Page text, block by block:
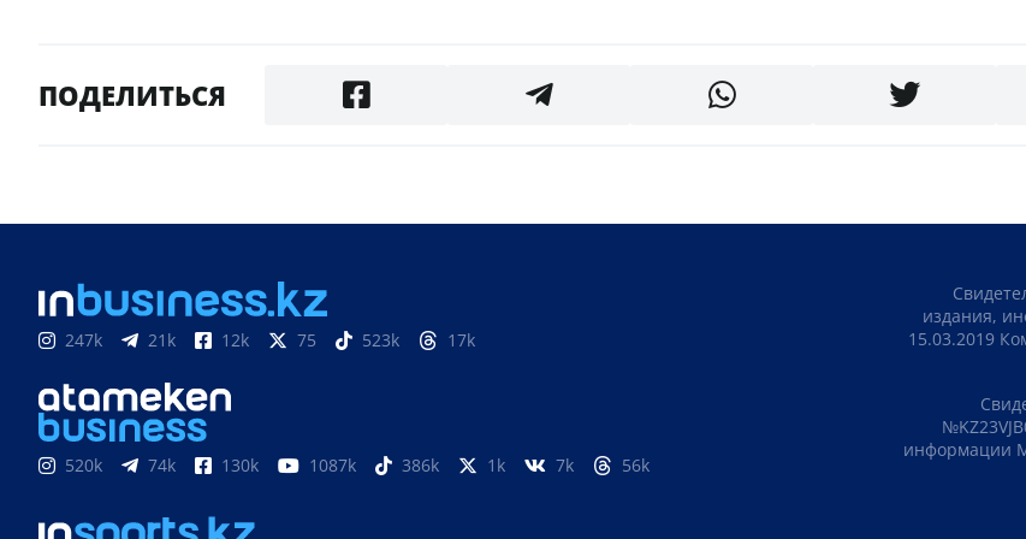
ПОДЕЛИТЬСЯ
247k 21k 12k 75 523k 17k
520k 74k 130k 1087k 386k 1k 7k 56k
издания,
15.03.2019
информации